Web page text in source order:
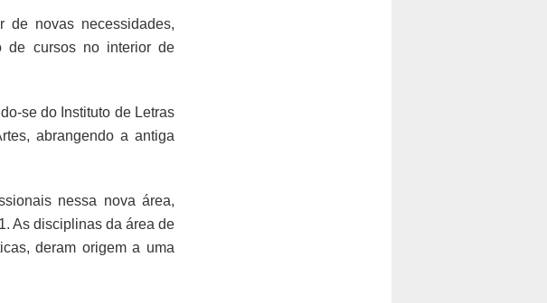
de novas necessidades,
de cursos no interior de
se do Instituto de Letras
abrangendo a antiga
nessa nova área,
As disciplinas da área de
deram origem a uma